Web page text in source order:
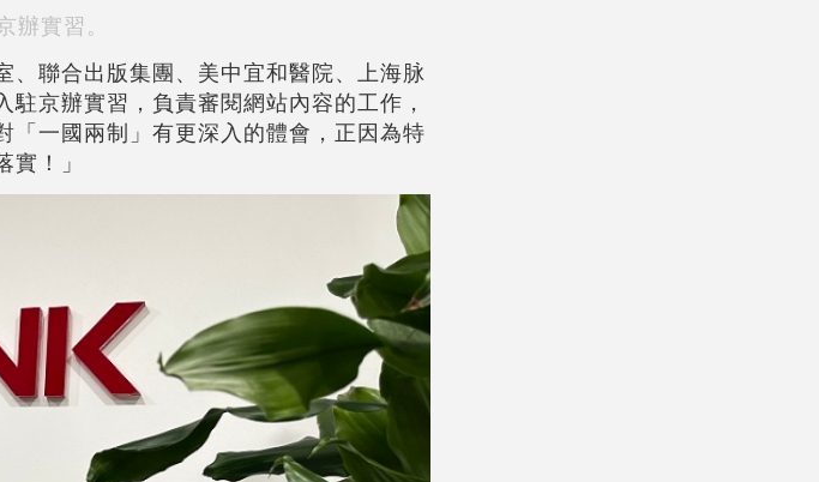
辦實習。
聯合出版集團、美中宜和醫院、上海脉
京辦實習，負責審閱網站內容的工作，
「一國兩制」有更深入的體會，正因為特
！」